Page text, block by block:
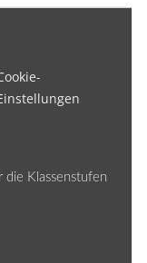
Klassenstufen